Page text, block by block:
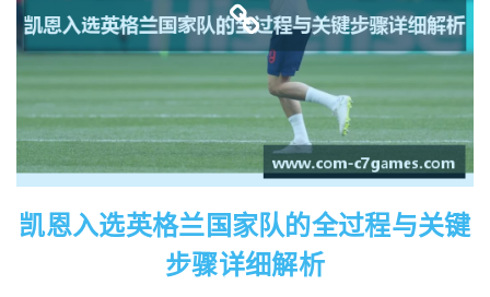
凯恩入选英格兰国家队的全过程与关键
步骤详细解析